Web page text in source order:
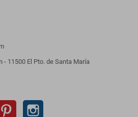
11500 El Pto. de Santa María
Pinterest